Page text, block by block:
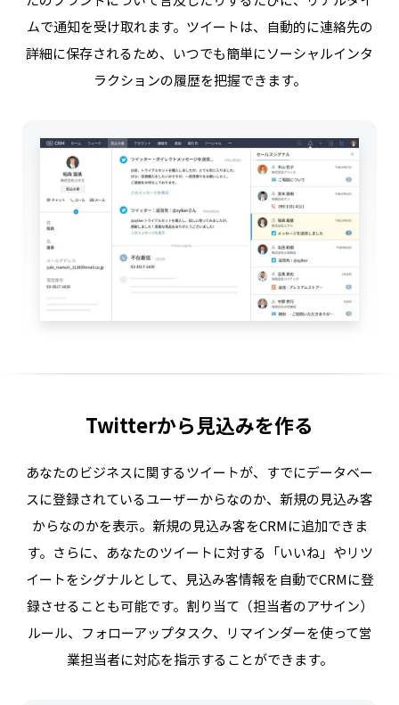
ムで通知を受け取れます。ツイートは、自動的に連絡先の
詳細に保存されるため、いつでも簡単にソーシャルインタ
ラクションの履歴を把握できます。
Twitterから見込みを作る
あなたのビジネスに関するツイートが、すでにデータベー
スに登録されているユーザーからなのか、新規の見込み客
からなのかを表示。新規の見込み客をCRMに追加できま
す。 さらに、あなたのツイートに対する「いいね」やリツ
イートをシグナルとして、 見込み客情報を自動でCRMに登
録させることも可能です。 割り当て（担当者のアサイン）
ルール、フォローアップタスク、リマインダーを使って営
業担当者に対応を指示することができます。